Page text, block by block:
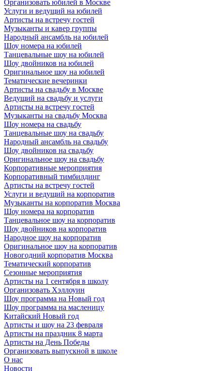
Организовать юбилей в Москве
Услуги и ведущий на юбилей
Артисты на встречу гостей
Музыканты и кавер группы
Народный ансамбль на юбилей
Шоу номера на юбилей
Танцевальные шоу на юбилей
Шоу двойников на юбилей
Оригинальное шоу на юбилей
Тематические вечеринки
Артисты на свадьбу в Москве
Ведущий на свадьбу и услуги
Артисты на встречу гостей
Музыканты на свадьбу Москва
Шоу номера на свадьбу
Танцевальные шоу на свадьбу
Народный ансамбль на свадьбу
Шоу двойников на свадьбу
Оригинальное шоу на свадьбу
Корпоративные мероприятия
Корпоративный тимбилдинг
Артисты на встречу гостей
Услуги и ведущий на корпоратив
Музыканты на корпоратив Москва
Шоу номера на корпоратив
Танцевальное шоу на корпоратив
Шоу двойников на корпоратив
Народное шоу на корпоратив
Оригинальное шоу на корпоратив
Новогодний корпоратив Москва
Тематический корпоратив
Сезонные мероприятия
Артисты на 1 сентября в школу
Организовать Хэллоуин
Шоу программа на Новый год
Шоу программа на масленицу
Китайский Новый год
Артисты и шоу на 23 февраля
Артисты на праздник 8 марта
Артисты на День Победы
Организовать выпускной в школе
О нас
Новости